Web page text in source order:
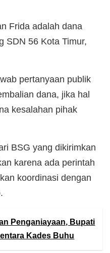
Frida adalah dana
SDN 56 Kota Timur,
pertanyaan publik
dana, jika hal
kesalahan pihak
BSG yang dikirimkan
karena ada perintah
koordinasi dengan
Penganiayaan, Bupati
Kades Buhu